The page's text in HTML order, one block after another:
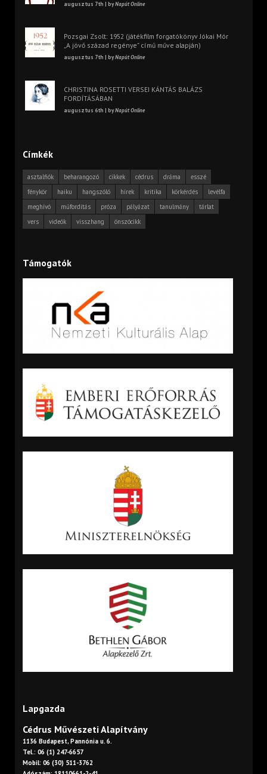
augusztus 7th | byNapút Online
Pozsgai Zsolt: 1952 (játékfilm forgatókönyv Jókai Mór
„A jövő század regénye” című műve alapján)
augusztus 7th | byNapút Online
CHRISTINA ROSETTI VERSEI KÁNTÁS BALÁZS
FORDÍTÁSÁBAN
augusztus 6th | byNapút Online
Címkék
asztalfiók beharangozó cikkek cédrus dráma
esszé
fénykör
haiku hangszóló hírek kritika körkérdés
levélfa
meghívó
műfordítás próza pályázat tanulmány
tárlat
vers
videók visszhang önszócikk
Támogatók
Lapgazda
Cédrus Művészeti Alapítvány
1136 Budapest, Pannónia u. 6.
Tel.: 06 (1) 247-6657
Mobil: 06 (30) 511-3762